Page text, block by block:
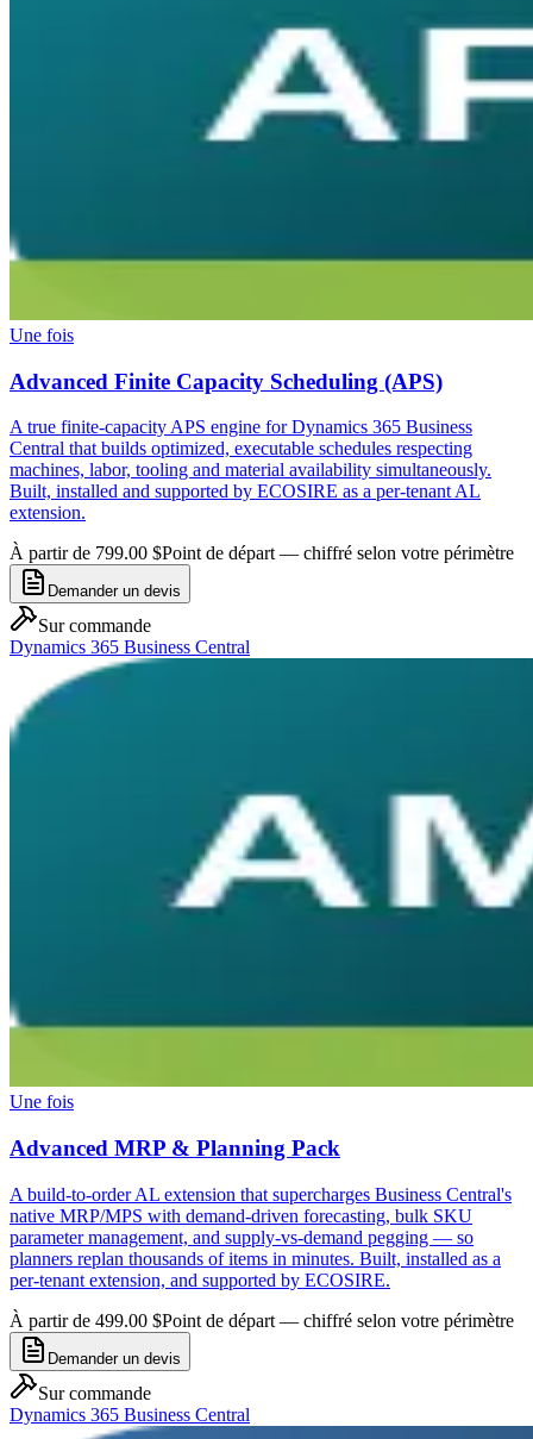
Une fois
Advanced Finite Capacity Scheduling (APS)
A true finite-capacity APS engine for Dynamics 365 Business
Central that builds optimized, executable schedules respecting
machines, labor, tooling and material availability simultaneously.
Built, installed and supported by ECOSIRE as a per-tenant AL
extension.
À partir de 799.00 $Point de départ — chiffré selon votre périmètre
Demander un devis
Sur commande
Dynamics 365 Business Central
Une fois
Advanced MRP & Planning Pack
A build-to-order AL extension that supercharges Business Central's
native MRP/MPS with demand-driven forecasting, bulk SKU
parameter management, and supply-vs-demand pegging — so
planners replan thousands of items in minutes. Built, installed as a
per-tenant extension, and supported by ECOSIRE.
À partir de 499.00 $Point de départ — chiffré selon votre périmètre
Demander un devis
Sur commande
Dynamics 365 Business Central